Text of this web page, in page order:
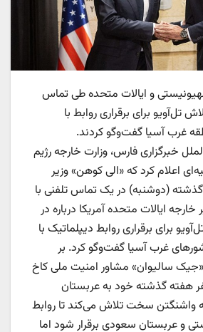
و ایالات متحده طی تماس
برای برقراری روابط با
غرب آسیا گفت‌وگو کردند.
خبرگزاری فارس، وزارت خارجه رژیم
اعلام کرد که «الی کوهن» وزیر
گذشته (دوشنبه) در یک تماس تلفنی با
خارجه ایالات متحده آمریکا درباره در
برای برقراری روابط دیپلماتیک با
غرب آسیا گفت‌وگو کرد. بر
سالیوان» مشاور امنیت ملی کاخ
هفته گذشته خود به عربستان
واشنگتن سخت تلاش می‌کند تا روابط
و عربستان سعودی برقرار شود اما